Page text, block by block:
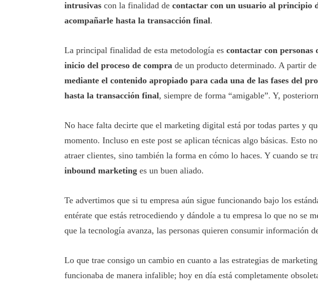
intrusivas con la finalidad de contactar con un usuario al principio
acompañarle hasta la transacción final.
La principal finalidad de esta metodología es contactar con personas
inicio del proceso de compra de un producto determinado. A partir
mediante el contenido apropiado para cada una de las fases del
hasta la transacción final, siempre de forma “amigable”. Y,
No hace falta decirte que el marketing digital está por todas partes y
momento. Incluso en este post se aplican técnicas algo básicas. Esto
atraer clientes, sino también la forma en cómo lo haces. Y cuando se
inbound marketing es un buen aliado.
Te advertimos que si tu empresa aún sigue funcionando bajo los
entérate que estás retrocediendo y dándole a tu empresa lo que no se
que la tecnología avanza, las personas quieren consumir información
Lo que trae consigo un cambio en cuanto a las estrategias de
funcionaba de manera infalible; hoy en día está completamente